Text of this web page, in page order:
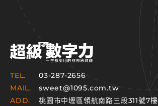
TEL.
03-287-2656
MAIL.
sweet@1095.com.tw
ADD.
桃園市中壢區領航南路三段311號7樓